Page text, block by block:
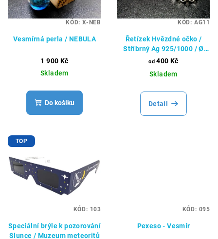
Vesmírná perla / NEBULA
1 900 Kč
Skladem
Do košíku
KÓD: X-NEB
Řetízek Hvězdné očko /
Stříbrný Ag 925/1000 / Ø
1,75 mm
od 400 Kč
Skladem
Detail
KÓD: AG11
TOP
Speciální brýle k pozorování
Slunce / Muzeum meteoritů
KÓD: 103
Pexeso - Vesmír
KÓD: 095